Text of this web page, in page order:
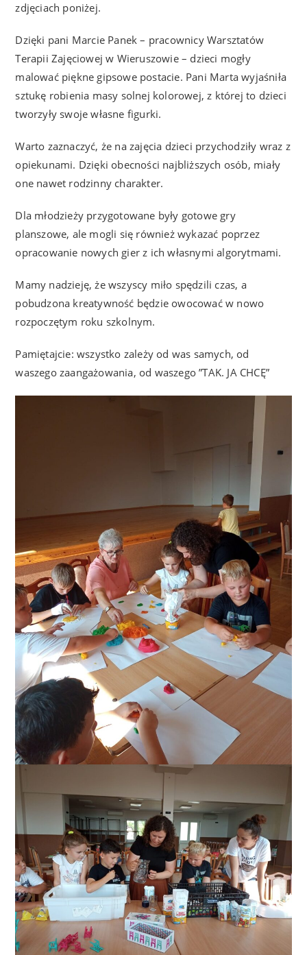
zdjęciach poniżej.
Dzięki pani Marcie Panek – pracownicy Warsztatów
Terapii Zajęciowej w Wieruszowie – dzieci mogły
malować piękne gipsowe postacie. Pani Marta wyjaśniła
sztukę robienia masy solnej kolorowej, z której to dzieci
tworzyły swoje własne figurki.
Warto zaznaczyć, że na zajęcia dzieci przychodziły wraz z
opiekunami. Dzięki obecności najbliższych osób, miały
one nawet rodzinny charakter.
Dla młodzieży przygotowane były gotowe gry
planszowe, ale mogli się również wykazać poprzez
opracowanie nowych gier z ich własnymi algorytmami.
Mamy nadzieję, że wszyscy miło spędzili czas, a
pobudzona kreatywność będzie owocować w nowo
rozpoczętym roku szkolnym.
Pamiętajcie: wszystko zależy od was samych, od
waszego zaangażowania, od waszego ”TAK. JA CHCĘ”